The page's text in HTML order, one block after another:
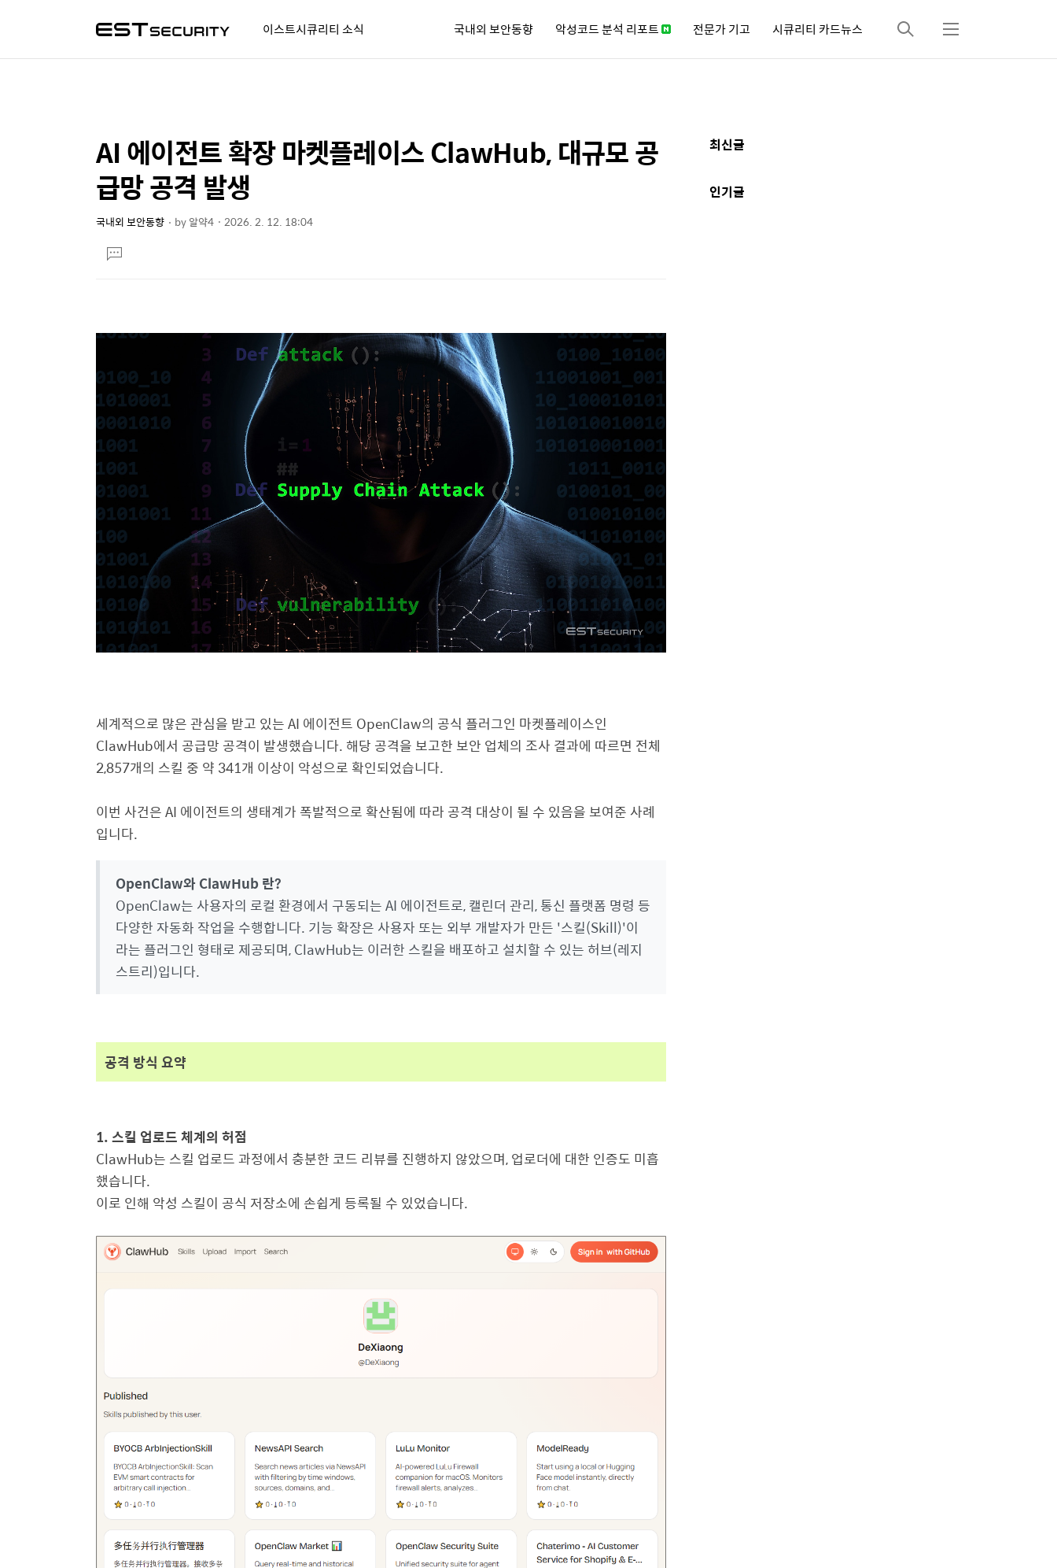
이스트시큐리티 소식 국내외 보안동향 악성코드 분석 리포트 전문가 기고 시큐리티 카드뉴스
검
메
상
세
컨
텐
본
문
제
목
AI 에이전트 확장 마켓플레이스 ClawHub, 대규모 공
급망 공격 발생
국내외 보안동향 by알약4 2026. 2. 12. 18:04
문댓
글
세계적으로 많은 관심을 받고 있는AI 에이전트 OpenClaw의 공식 플러그인 마켓플레이스인
ClawHub에서 공급망 공격이 발생했습니다. 해당 공격을 보고한 보안 업체의 조사 결과에 따르면 전체
2,857개의 스킬 중 약 341개 이상이 악성으로 확인되었습니다.
이번 사건은AI 에이전트의 생태계가 폭발적으로 확산됨에 따라 공격 대상이 될 수 있음을 보여준 사례
입니다.
OpenClaw와ClawHub란?
OpenClaw는 사용자의 로컬 환경에서 구동되는AI 에이전트로,캘린더 관리,통신 플랫폼 명령 등
다양한 자동화 작업을 수행합니다. 기능 확장은 사용자 또는 외부 개발자가 만든 '스킬(Skill)'이
라는 플러그인 형태로 제공되며, ClawHub는 이러한 스킬을 배포하고 설치할 수 있는 허브(레지
스트리)입니다.
공격 방식 요약
1.스킬 업로드 체계의 허점
ClawHub는 스킬 업로드 과정에서 충분한 코드 리뷰를 진행하지 않았으며,업로더에 대한 인증도 미흡
했습니다.
이로 인해 악성 스킬이 공식 저장소에 손쉽게 등록될 수 있었습니다.
추
정
최신글
인기글